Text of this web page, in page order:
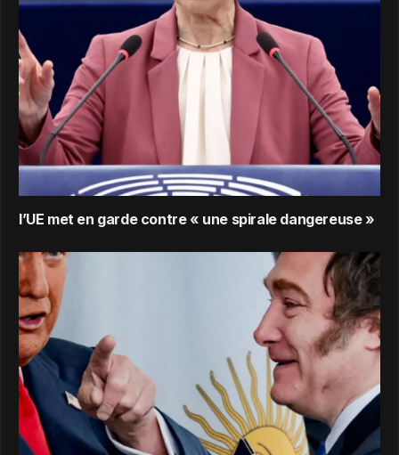
l’UE met en garde contre « une spirale dangereuse »